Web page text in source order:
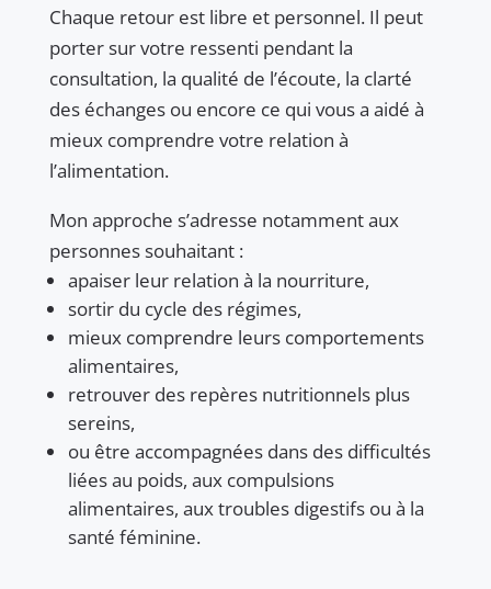
Chaque retour est libre et personnel. Il peut
porter sur votre ressenti pendant la
consultation, la qualité de l’écoute, la clarté
des échanges ou encore ce qui vous a aidé à
mieux comprendre votre relation à
l’alimentation.
Mon approche s’adresse notamment aux
personnes souhaitant :
apaiser leur relation à la nourriture,
sortir du cycle des régimes,
mieux comprendre leurs comportements
alimentaires,
retrouver des repères nutritionnels plus
sereins,
ou être accompagnées dans des difficultés
liées au poids, aux compulsions
alimentaires, aux troubles digestifs ou à la
santé féminine.